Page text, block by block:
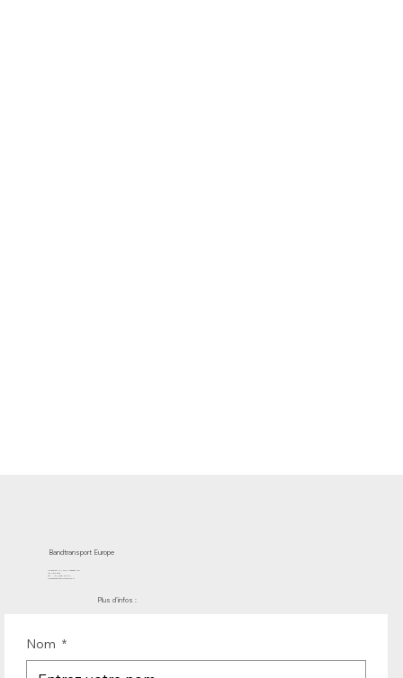
Bandtransport Europe
Molenwerf 12 | DB Uitgeest 1911
les Pays-Bas
Tél. : +31 (0)251 319 119
info@bandtransporteurope.nl
Plus d'infos :
Nom *